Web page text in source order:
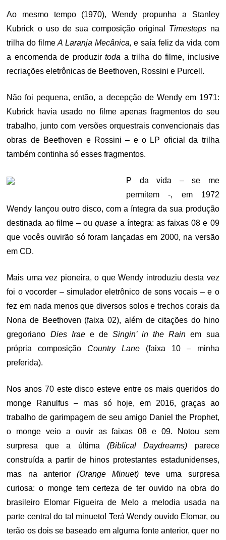
Ao mesmo tempo (1970), Wendy propunha a Stanley
Kubrick o uso de sua composição original Timesteps na
trilha do filmeA Laranja Mecânica, e saía feliz da vida com
a encomenda de produzirtoda a trilha do filme, inclusive
recriações eletrônicas de Beethoven, Rossini e Purcell.
Não foi pequena, então, a decepção de Wendy em 1971:
Kubrick havia usado no filme apenas fragmentos do seu
trabalho, junto com versões orquestrais convencionais das
obras de Beethoven e Rossini – e o LP oficial da trilha
também continha só esses fragmentos.
P da vida – se me
permitem -, em 1972
Wendy lançou outro disco, com a íntegra da sua produção
destinada ao filme – ouquase a íntegra: as faixas 08 e 09
que vocês ouvirão só foram lançadas em 2000, na versão
em CD.
Mais uma vez pioneira, o que Wendy introduziu desta vez
foi o vocorder – simulador eletrônico de sons vocais – e o
fez em nada menos que diversos solos e trechos corais da
Nona de Beethoven (faixa 02), além de citações do hino
gregoriano Dies Iraee deSingin’ in the Rainem sua
própria composição Country Lane (faixa 10 – minha
preferida).
Nos anos 70 este disco esteve entre os mais queridos do
monge Ranulfus – mas só hoje, em 2016, graças ao
trabalho de garimpagem de seu amigo Daniel the Prophet,
o monge veio a ouvir as faixas 08 e 09. Notou sem
surpresa que a última (Biblical Daydreams) parece
construída a partir de hinos protestantes estadunidenses,
mas na anterior (Orange Minuet) teve uma surpresa
curiosa: o monge tem certeza de ter ouvido na obra do
brasileiro Elomar Figueira de Melo a melodia usada na
parte central do tal minueto! Terá Wendy ouvido Elomar, ou
terão os dois se baseado em alguma fonte anterior, quer no